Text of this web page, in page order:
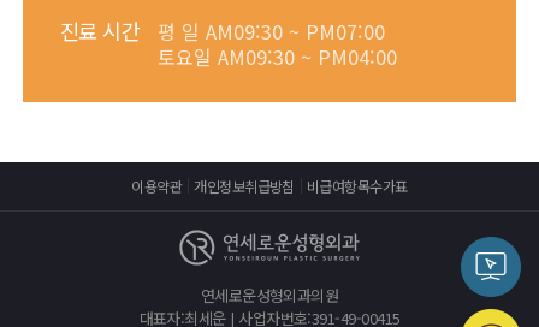
진료 시간 평 일 AM09:30 ~ PM07:00
토요일 AM09:30 ~ PM04:00
이용약관 개인정보취급방침 비급여항목수가표
연세로운성형외과의원
대표자:최세운 | 사업자번호:391-49-00415